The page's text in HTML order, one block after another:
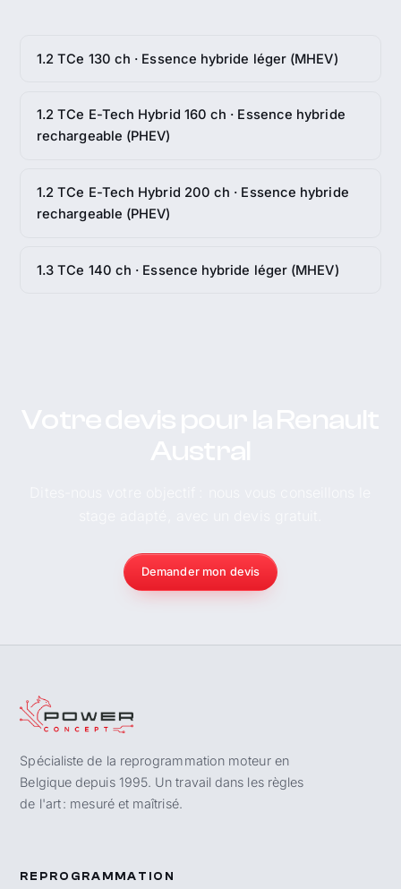
1.2 TCe 130 ch · Essence hybride léger (MHEV)
1.2 TCe E-Tech Hybrid 160 ch · Essence hybride
rechargeable (PHEV)
1.2 TCe E-Tech Hybrid 200 ch · Essence hybride
rechargeable (PHEV)
1.3 TCe 140 ch · Essence hybride léger (MHEV)
Demander mon devis
Spécialiste de la reprogrammation moteur en
Belgique depuis 1995. Un travail dans les règles
de l'art : mesuré et maîtrisé.
REPROGRAMMATION